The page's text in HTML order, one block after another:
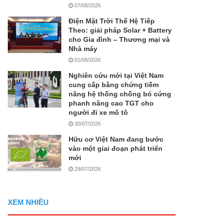
07/08/2026
Điện Mặt Trời Thế Hệ Tiếp
Theo: giải pháp Solar + Battery
cho Gia đình – Thương mại và
Nhà máy
01/08/2026
Nghiên cứu mới tại Việt Nam
cung cấp bằng chứng tiềm
năng hệ thống chống bó cứng
phanh nâng cao TGT cho
người đi xe mô tô
30/07/2026
Hữu cơ Việt Nam đang bước
vào một giai đoạn phát triển
mới
29/07/2026
XEM NHIỀU